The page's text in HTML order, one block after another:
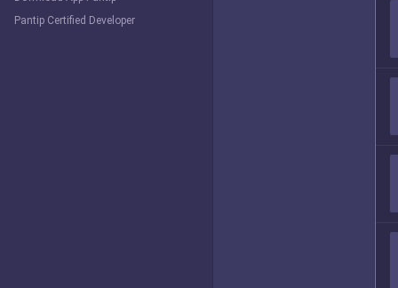
Pantip Certified Developer